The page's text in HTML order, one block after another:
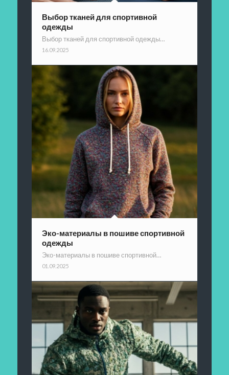
Выбор тканей для спортивной
одежды
Выбор тканей для спортивной одежды…
16.09.2025
Эко-материалы в пошиве спортивной
одежды
Эко-материалы в пошиве спортивной…
01.09.2025